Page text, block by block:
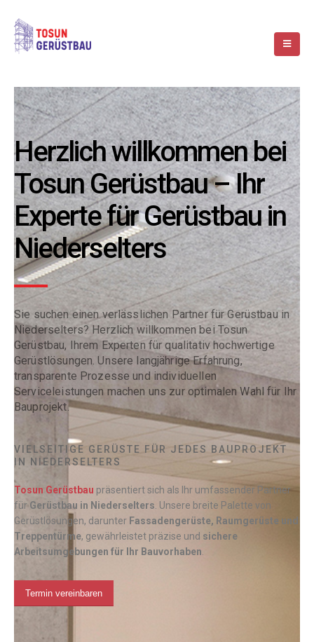
Herzlich willkommen bei
Tosun Gerüstbau – Ihr
Experte für Gerüstbau in
Niederselters
Sie suchen einen verlässlichen Partner für Gerüstbau in
Niederselters? Herzlich willkommen bei Tosun
Gerüstbau, Ihrem Experten für qualitativ hochwertige
Gerüstlösungen. Unsere langjährige Erfahrung,
transparente Prozesse und individuellen
Serviceleistungen machen uns zur optimalen Wahl für Ihr
Bauprojekt.
VIELSEITIGE GERÜSTE FÜR JEDES BAUPROJEKT
IN NIEDERSELTERS
Tosun Gerüstbau präsentiert sich als Ihr umfassender Partner
für Gerüstbau in Niederselters . Unsere breite Palette von
Gerüstlösungen, darunter Fassadengerüste, Raumgerüste und
Treppentürme, gewährleistet präzise und sichere
Arbeitsumgebungen für Ihr Bauvorhaben
Termin vereinbaren